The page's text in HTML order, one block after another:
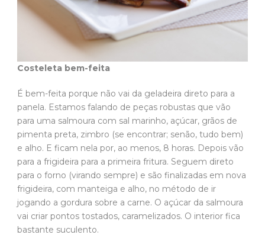
Costeleta bem-feita
É bem-feita porque não vai da geladeira direto para a
panela. Estamos falando de peças robustas que vão
para uma salmoura com sal marinho, açúcar, grãos de
pimenta preta, zimbro (se encontrar; senão, tudo bem)
e alho. E ficam nela por, ao menos, 8 horas. Depois vão
para a frigideira para a primeira fritura. Seguem direto
para o forno (virando sempre) e são finalizadas em nova
frigideira, com manteiga e alho, no método de ir
jogando a gordura sobre a carne. O açúcar da salmoura
vai criar pontos tostados, caramelizados. O interior fica
bastante suculento.